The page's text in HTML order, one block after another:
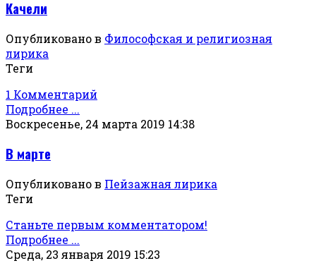
Качели
Опубликовано в Философская и религиозная
лирика
Теги
1 Комментарий
Подробнее ...
Воскресенье, 24 марта 2019 14:38
В марте
Опубликовано в Пейзажная лирика
Теги
Станьте первым комментатором!
Подробнее ...
Среда, 23 января 2019 15:23